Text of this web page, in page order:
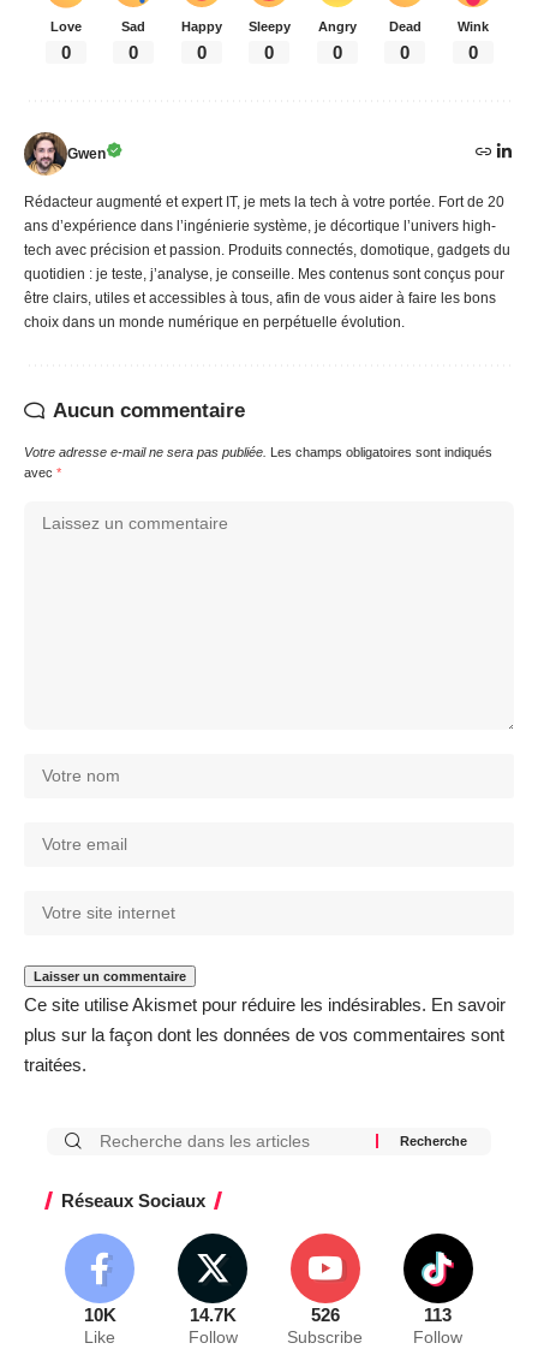
Love
0
Sad
0
Happy
0
Sleepy
0
Angry
0
Dead
0
Wink
0
Gwen
Rédacteur augmenté et expert IT, je mets la tech à votre portée. Fort de 20
ans d’expérience dans l’ingénierie système, je décortique l’univers high-
tech avec précision et passion. Produits connectés, domotique, gadgets du
quotidien : je teste, j’analyse, je conseille. Mes contenus sont conçus pour
être clairs, utiles et accessibles à tous, afin de vous aider à faire les bons
choix dans un monde numérique en perpétuelle évolution.
Aucun commentaire
Votre adresse e-mail ne sera pas publiée. Les champs obligatoires sont indiqués
avec *
Ce site utilise Akismet pour réduire les indésirables. En savoir
plus sur la façon dont les données de vos commentaires sont
traitées.
Réseaux Sociaux
10K
Like
14.7K
Follow
526
Subscribe
113
Follow